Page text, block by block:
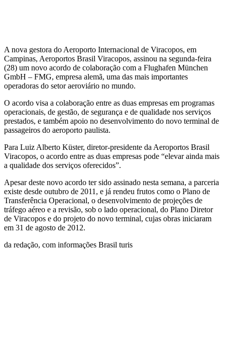
A nova gestora do Aeroporto Internacional de Viracopos, em
Campinas, Aeroportos Brasil Viracopos, assinou na segunda-feira
(28) um novo acordo de colaboração com a Flughafen München
GmbH – FMG, empresa alemã, uma das mais importantes
operadoras do setor aeroviário no mundo.
O acordo visa a colaboração entre as duas empresas em programas
operacionais, de gestão, de segurança e de qualidade nos serviços
prestados, e também apoio no desenvolvimento do novo terminal de
passageiros do aeroporto paulista.
Para Luiz Alberto Küster, diretor-presidente da Aeroportos Brasil
Viracopos, o acordo entre as duas empresas pode “elevar ainda mais
a qualidade dos serviços oferecidos”.
Apesar deste novo acordo ter sido assinado nesta semana, a parceria
existe desde outubro de 2011, e já rendeu frutos como o Plano de
Transferência Operacional, o desenvolvimento de projeções de
tráfego aéreo e a revisão, sob o lado operacional, do Plano Diretor
de Viracopos e do projeto do novo terminal, cujas obras iniciaram
em 31 de agosto de 2012.
da redação, com informações Brasil turis